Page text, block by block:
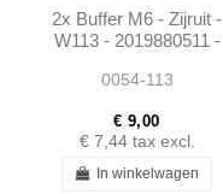
2x Buffer M6 - Zijruit -
W113 - 2019880511 -
modellen
0054-113
€ 9,00
€ 7,44 tax excl.
In winkelwagen